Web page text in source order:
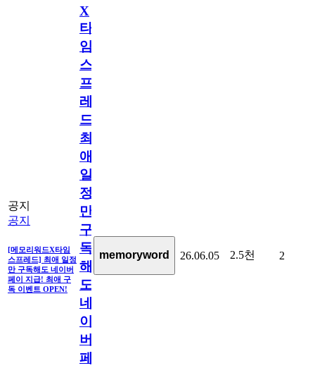
공지
공지
[메모리워드X타임
스프레드] 최애 일정
만 구독해도 네이버
페이 지급! 최애 구
독 이벤트 OPEN!
X
타
임
스
프
레
드]
최
애
일
정
만
구
독
해
도
네
이
버
페
memoryword 26.06.05 2.5천 2